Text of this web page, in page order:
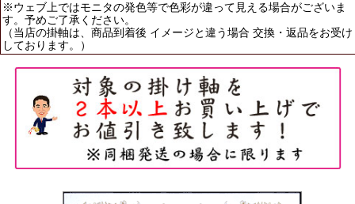
※ウェブ上ではモニタの発色等で色彩が違って見える場合がございま
す。予めご了承ください。
（当店の掛軸は、商品到着後 イメージと違う場合 交換・返品をお受け
しております。）